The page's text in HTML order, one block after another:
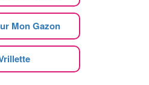
Mon Gazon